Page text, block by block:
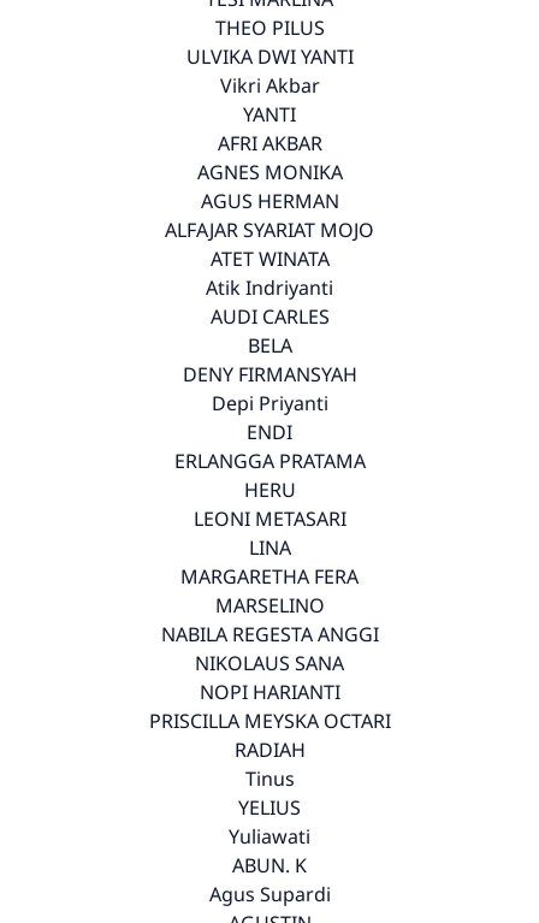
THEO PILUS
ULVIKA DWI YANTI
Vikri Akbar
YANTI
AFRI AKBAR
AGNES MONIKA
AGUS HERMAN
ALFAJAR SYARIAT MOJO
ATET WINATA
Atik Indriyanti
AUDI CARLES
BELA
DENY FIRMANSYAH
Depi Priyanti
ENDI
ERLANGGA PRATAMA
HERU
LEONI METASARI
LINA
MARGARETHA FERA
MARSELINO
NABILA REGESTA ANGGI
NIKOLAUS SANA
NOPI HARIANTI
PRISCILLA MEYSKA OCTARI
RADIAH
Tinus
YELIUS
Yuliawati
ABUN. K
Agus Supardi